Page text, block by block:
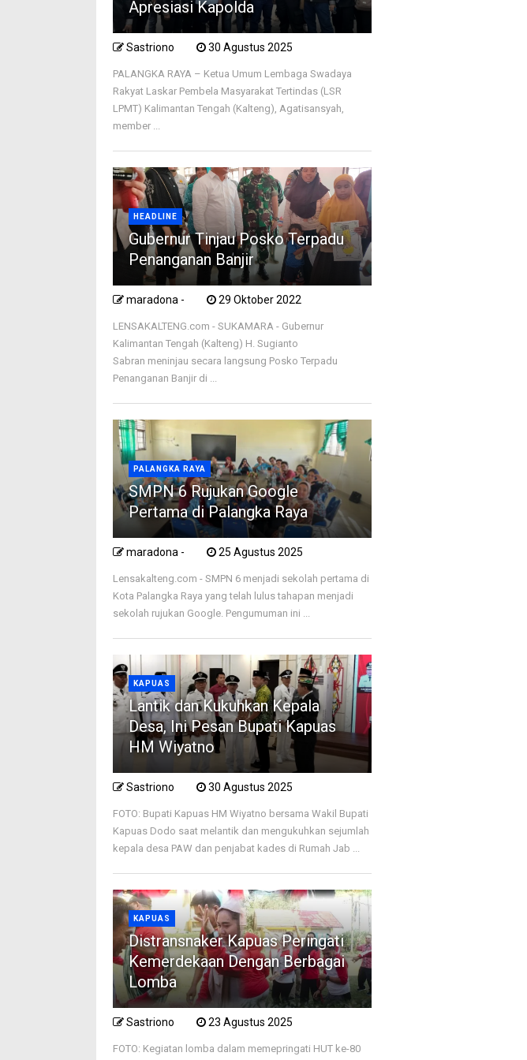
Apresiasi Kapolda
Sastriono 30 Agustus 2025
PALANGKA RAYA – Ketua Umum Lembaga Swadaya
Rakyat Laskar Pembela Masyarakat Tertindas (LSR
LPMT) Kalimantan Tengah (Kalteng), Agatisansyah,
member ...
HEADLINE
Gubernur Tinjau Posko Terpadu
Penanganan Banjir
maradona - 29 Oktober 2022
LENSAKALTENG.com - SUKAMARA - Gubernur
Kalimantan Tengah (Kalteng) H. Sugianto
Sabran meninjau secara langsung Posko Terpadu
Penanganan Banjir di ...
PALANGKA RAYA
SMPN 6 Rujukan Google
Pertama di Palangka Raya
maradona - 25 Agustus 2025
Lensakalteng.com - SMPN 6 menjadi sekolah pertama di
Kota Palangka Raya yang telah lulus tahapan menjadi
sekolah rujukan Google. Pengumuman ini ...
KAPUAS
Lantik dan Kukuhkan Kepala
Desa, Ini Pesan Bupati Kapuas
HM Wiyatno
Sastriono 30 Agustus 2025
FOTO: Bupati Kapuas HM Wiyatno bersama Wakil Bupati
Kapuas Dodo saat melantik dan mengukuhkan sejumlah
kepala desa PAW dan penjabat kades di Rumah Jab ...
KAPUAS
Distransnaker Kapuas Peringati
Kemerdekaan Dengan Berbagai
Lomba
Sastriono 23 Agustus 2025
FOTO: Kegiatan lomba dalam memepringati HUT ke-80